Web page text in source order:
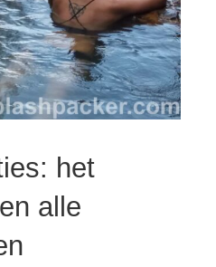
het
alle